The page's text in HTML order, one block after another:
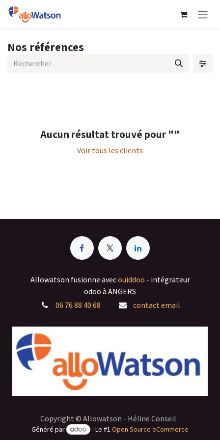
Se rendre au contenu
Nos références
Aucun résultat trouvé pour ""
Voir tous les clients
Allowatson fusionne avecouiddoo - intégrateur
odoo à ANGERS
06 76 88 40 68
contact email
Copyright © Allowatson - Héline Conseil
Généré par - Le #1 Open Source eCommerce